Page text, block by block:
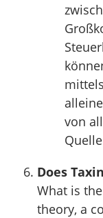
von
Does
What is
theory, a